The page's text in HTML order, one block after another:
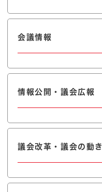
会議情報
情報公開・議会広報
議会改革・議会の動き